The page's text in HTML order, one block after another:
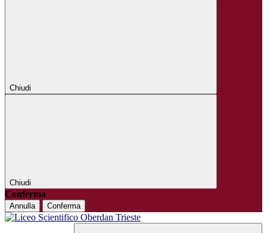
Chiudi
Chiudi
Conferma
Annulla Conferma